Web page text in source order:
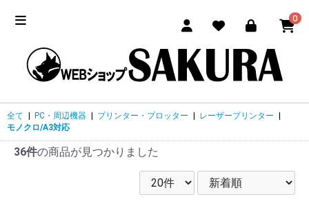
0
全て PC・周辺機器 プリンター・プロッター レーザープリンター
モノクロ/A3対応
36件の商品が見つかりました